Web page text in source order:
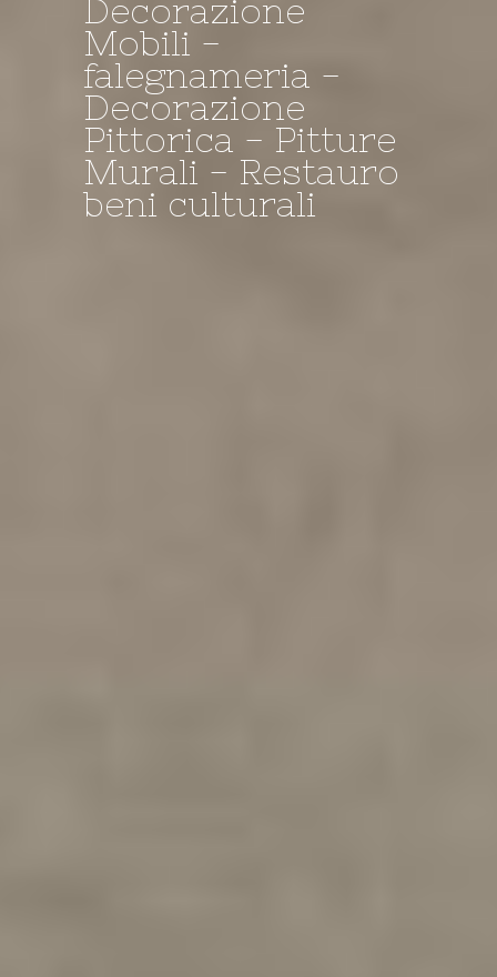
Decorazione
Mobili -
falegnameria -
Decorazione
Pittorica - Pitture
Murali - Restauro
beni culturali
Decorazione -
falegnameria -
Restauro
il Negozio della
Bottega
I NOSTRI
TINTEGGI A
CALCE....